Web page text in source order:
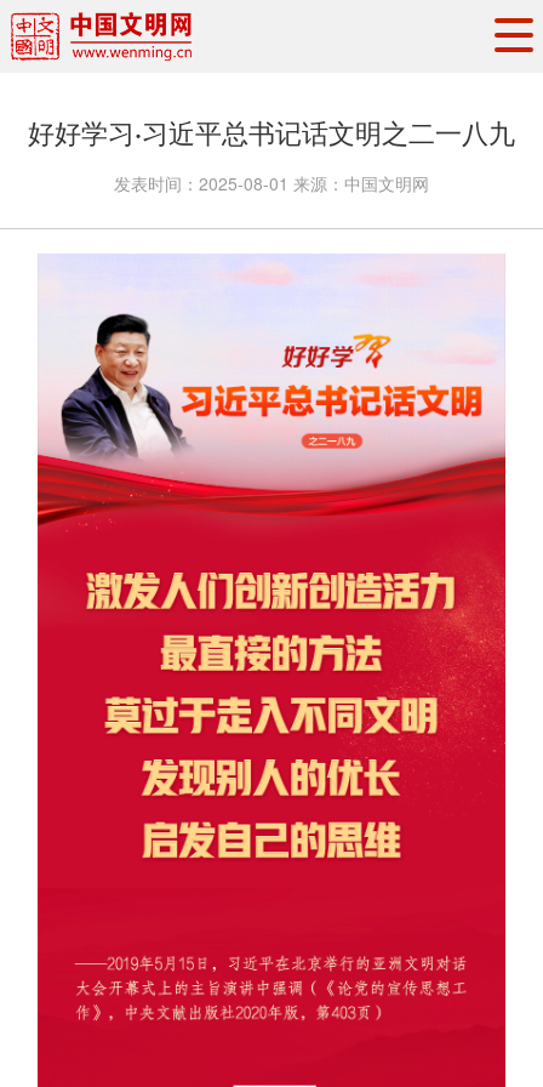
权威发布
资讯联播
地方交流
文明培育
文明实践
文明创建
文明之光
文明影音 文明矩阵
好好学习·习近平总书记话文明之二一八九
发表时间： 2025-08-01 来源： 中国文明网